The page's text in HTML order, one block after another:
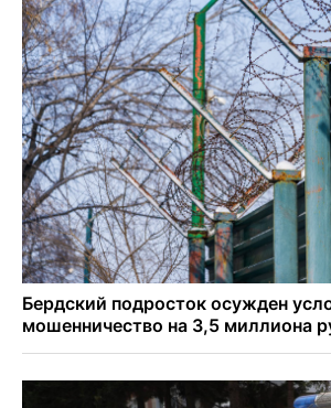
В Новосибирске по КРТ сдали первую
миниполиса «Фора»
О пустырях в центре Новосибирска
площади КРТ предупредили эксперты